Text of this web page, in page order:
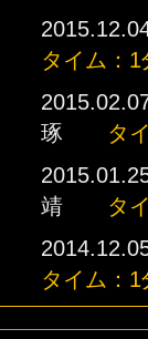
タイム：
琢 タ
靖 タ
タイム：